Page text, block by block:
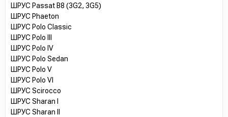
ШРУС Passat B8 (3G2, 3G5)
ШРУС Phaeton
ШРУС Polo Classic
ШРУС Polo III
ШРУС Polo IV
ШРУС Polo Sedan
ШРУС Polo V
ШРУС Polo VI
ШРУС Scirocco
ШРУС Sharan I
ШРУС Sharan II